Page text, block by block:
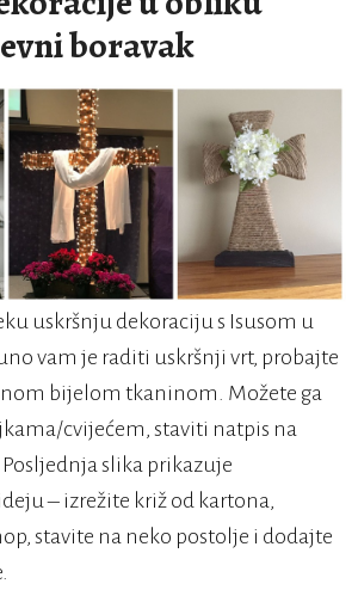
boravak
uskršnju dekoraciju s Isusom u
vam je raditi uskršnji vrt, probajte
bijelom tkaninom. Možete ga
cvijećem, staviti natpis na
slika prikazuje
– izrežite križ od kartona,
stavite na neko postolje i dodajte